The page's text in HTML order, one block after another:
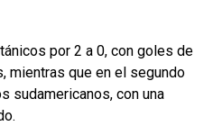
por 2 a 0, con goles de
mientras que en el segundo
sudamericanos, con una